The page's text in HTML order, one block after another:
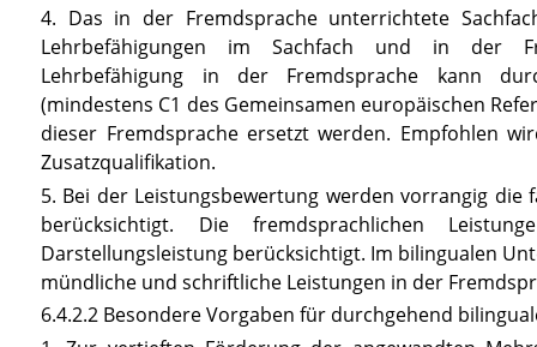
4. Das in der Fremdsprache unterrichtete
Lehrbefähigungen im Sachfach und in der
Lehrbefähigung in der Fremdsprache kann
(mindestens C1 des Gemeinsamen europäischen
dieser Fremdsprache ersetzt werden. Empfohlen
Zusatzqualifikation.
5. Bei der Leistungsbewertung werden vorrangig die
berücksichtigt. Die fremdsprachlichen
Darstellungsleistung berücksichtigt. Im bilingualen
mündliche und schriftliche Leistungen in der
6.4.2.2 Besondere Vorgaben für durchgehend